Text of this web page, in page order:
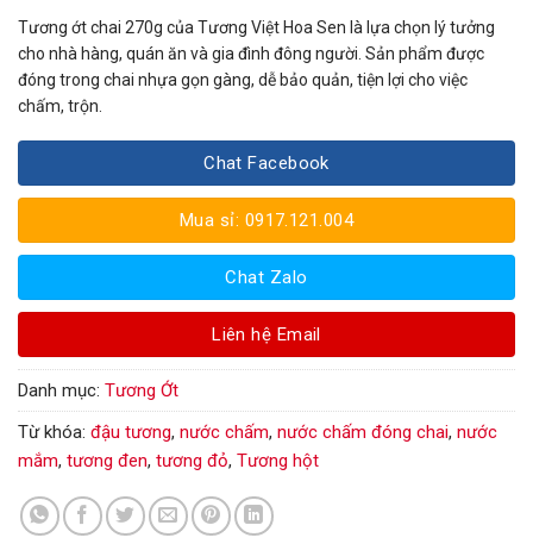
Tương ớt chai 270g của Tương Việt Hoa Sen là lựa chọn lý tưởng
cho nhà hàng, quán ăn và gia đình đông người. Sản phẩm được
đóng trong chai nhựa gọn gàng, dễ bảo quản, tiện lợi cho việc
chấm, trộn.
Chat Facebook
Mua sỉ: 0917.121.004
Chat Zalo
Liên hệ Email
Danh mục: Tương Ớt
Từ khóa: đậu tương, nước chấm, nước chấm đóng chai, nước
mắm, tương đen, tương đỏ, Tương hột